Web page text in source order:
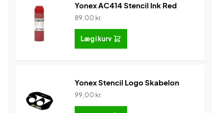
Yonex AC414 Stencil Ink Red
89,00 kr.
Læg i kurv
Yonex Stencil Logo Skabelon
99,00 kr.